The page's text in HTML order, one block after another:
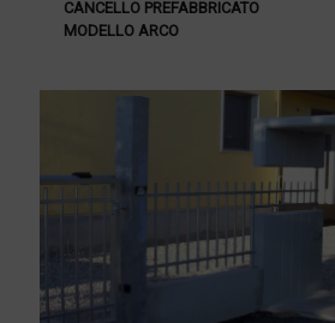
CANCELLO PREFABBRICATO
MODELLO ARCO